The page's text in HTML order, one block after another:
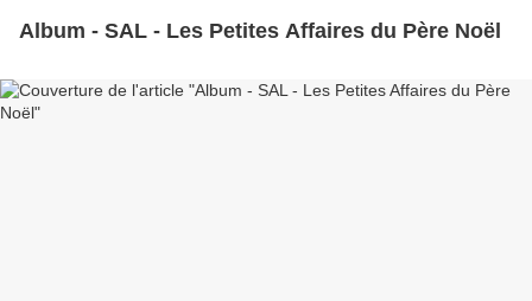
Album - SAL - Les Petites Affaires du Père Noël